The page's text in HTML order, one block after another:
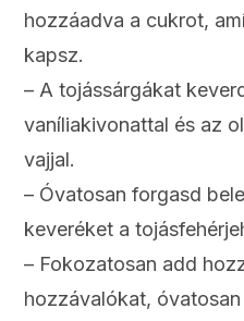
hozzáadva a cukrot,
kapsz.
– A tojássárgákat
vaníliakivonattal és az
vajjal.
– Óvatosan forgasd
keveréket a
– Fokozatosan add
hozzávalókat,